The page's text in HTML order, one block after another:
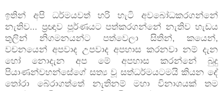
ඉතින් අපි ධර්මයවත් හරි හැටි අවබෝධකරගන්නේ
නැතිව... ප්‍රඥාව පූර්ණයට පත්කරගන්නේ නැතිව හැඩය
තුලින් නිගමනයන්ට පත්වෙලා සිතින්, කයෙන්,
වචනයෙන් අපවාද උපවාද අපහාස කරනවා නම් දැන
හෝ නොදැන අප මේ අපහාස කරන්නේ බුදු
පියාණන්වහන්සේගේ සත්‍ය වූ සත්ධර්මයටමයි කියන දේ
තෝරා බේරාගත්තේ නැතිනම් මහා විනාශයක් තම